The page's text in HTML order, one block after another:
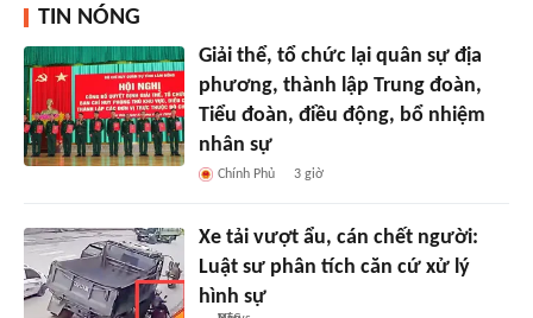
TIN NÓNG
Giải thể, tổ chức lại quân sự địa
phương, thành lập Trung đoàn,
Tiểu đoàn, điều động, bổ nhiệm
nhân sự
Chính Phủ 3 giờ
Xe tải vượt ẩu, cán chết người:
Luật sư phân tích căn cứ xử lý
hình sự